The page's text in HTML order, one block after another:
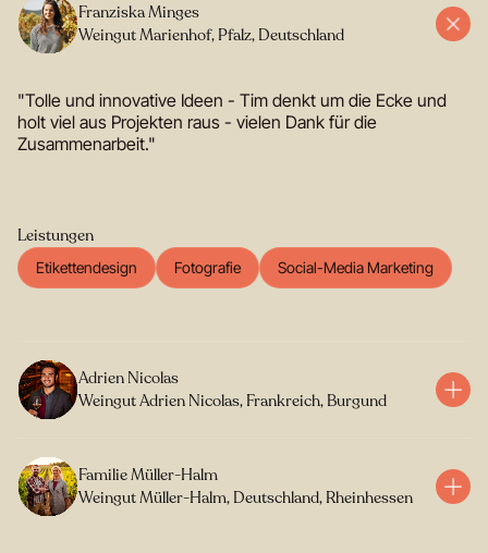
Franziska Minges
Weingut Marienhof, Pfalz, Deutschland
"Tolle und innovative Ideen - Tim denkt um die Ecke und
holt viel aus Projekten raus - vielen Dank für die
Zusammenarbeit."
Leistungen
Etikettendesign Fotografie Social-Media Marketing
Adrien Nicolas
Weingut Adrien Nicolas, Frankreich, Burgund
Familie Müller-Halm
Weingut Müller-Halm, Deutschland, Rheinhessen